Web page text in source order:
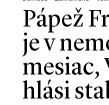
Pápež
je v
mesiac,
hlási